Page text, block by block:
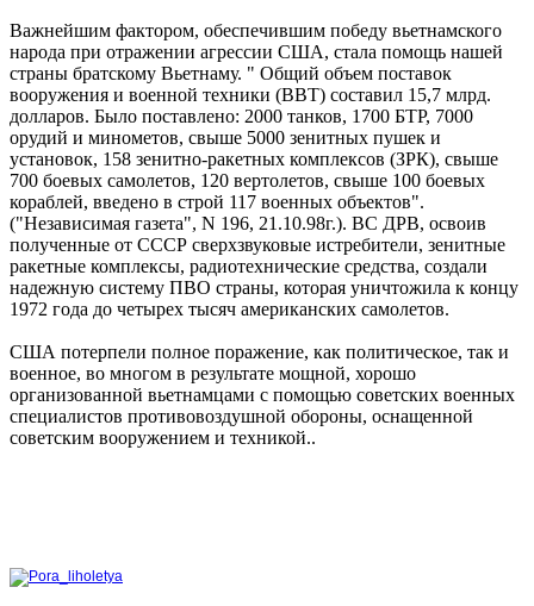
Важнейшим фактором, обеспечившим победу вьетнамского
народа при отражении агрессии США, стала помощь нашей
страны братскому Вьетнаму. " Общий объем поставок
вооружения и военной техники (ВВТ) составил 15,7 млрд.
долларов. Было поставлено: 2000 танков, 1700 БТР, 7000
орудий и минометов, свыше 5000 зенитных пушек и
установок, 158 зенитно-ракетных комплексов (ЗРК), свыше
700 боевых самолетов, 120 вертолетов, свыше 100 боевых
кораблей, введено в строй 117 военных объектов".
("Независимая газета", N 196, 21.10.98г.). ВС ДРВ, освоив
полученные от СССР сверхзвуковые истребители, зенитные
ракетные комплексы, радиотехнические средства, создали
надежную систему ПВО страны, которая уничтожила к концу
1972 года до четырех тысяч американских самолетов.
США потерпели полное поражение, как политическое, так и
военное, во многом в результате мощной, хорошо
организованной вьетнамцами с помощью советских военных
специалистов противовоздушной обороны, оснащенной
советским вооружением и техникой..